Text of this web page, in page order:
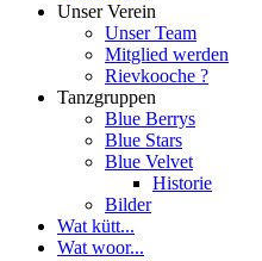
Unser Verein
Unser Team
Mitglied werden
Rievkooche ?
Tanzgruppen
Blue Berrys
Blue Stars
Blue Velvet
Historie
Bilder
Wat kütt...
Wat woor...